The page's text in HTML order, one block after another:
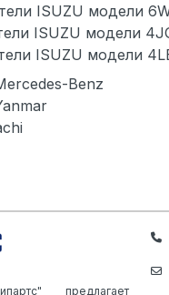
ISUZU модели
ISUZU модели
ISUZU модели
Benz
предлагает